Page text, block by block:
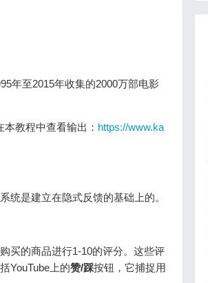
年至2015年收集的2000万部电影
教程中查看输出： https://www.ka
统是建立在隐式反馈的基础上的。
买的商品进行1-10的评分。这些评
YouTube上的赞/踩按钮，它捕捉用